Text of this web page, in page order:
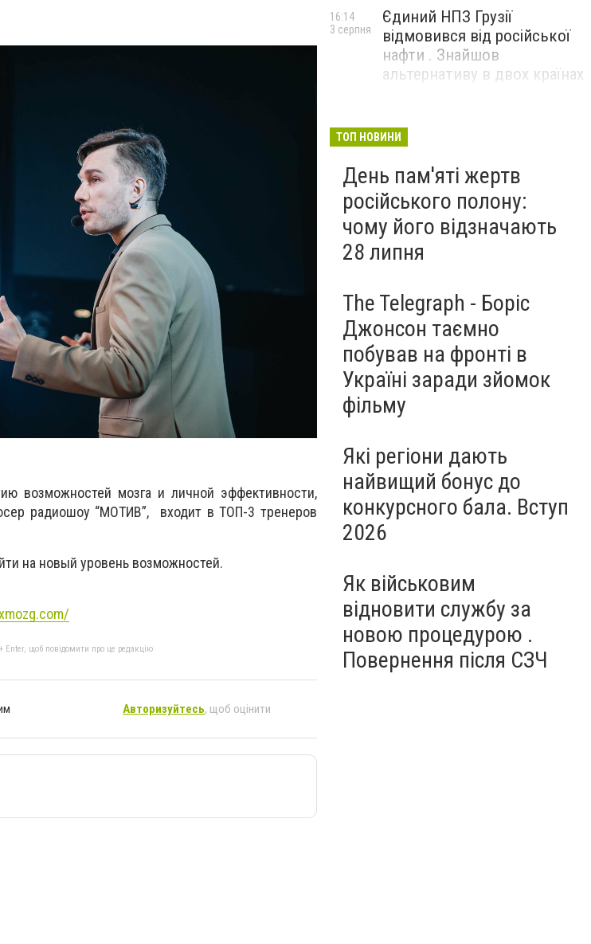
возможностей мозга и личной эффективности,
радиошоу “МОТИВ”, входит в ТОП-3 тренеров
на новый уровень возможностей.
Enter, щоб повідомити про це редакцію
Авторизуйтесь, щоб оцінити
Єдиний НПЗ Грузії
відмовився від російської
нафти . Знайшов
альтернативу в двох країнах
16:14
3 серпня
ЗСУ на Wildberries . 200 млрд
рф
3 серпня
ТОП НОВИНИ
День пам'яті жертв
російського полону:
чому його відзначають
28 липня
The Telegraph - Боріс
Джонсон таємно
побував на фронті в
Україні заради зйомок
фільму
Які регіони дають
найвищий бонус до
конкурсного бала. Вступ
2026
Як військовим
відновити службу за
новою процедурою .
Повернення після СЗЧ